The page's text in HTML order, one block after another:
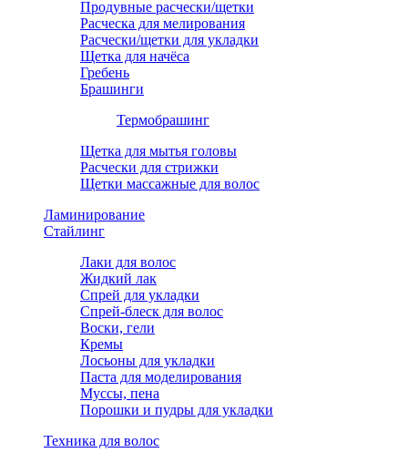
Продувные расчески/щетки
Расческа для мелирования
Расчески/щетки для укладки
Щетка для начёса
Гребень
Брашинги
Термобрашинг
Щетка для мытья головы
Расчески для стрижки
Щетки массажные для волос
Ламинирование
Стайлинг
Лаки для волос
Жидкий лак
Спрей для укладки
Спрей-блеск для волос
Воски, гели
Кремы
Лосьоны для укладки
Паста для моделирования
Муссы, пена
Порошки и пудры для укладки
Техника для волос